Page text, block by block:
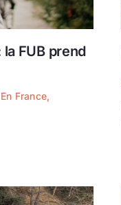
FUB prend
En France,